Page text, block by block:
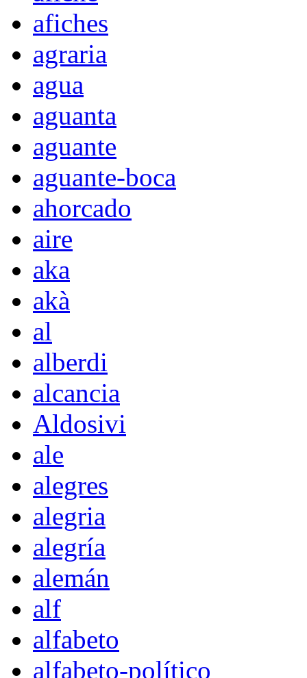
afiches
agraria
agua
aguanta
aguante
aguante-boca
ahorcado
aire
aka
akà
al
alberdi
alcancia
Aldosivi
ale
alegres
alegria
alegría
alemán
alf
alfabeto
alfabeto-político